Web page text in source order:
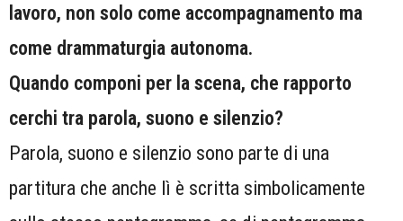
lavoro, non solo come accompagnamento ma
come drammaturgia autonoma.
Quando componi per la scena, che rapporto
cerchi tra parola, suono e silenzio?
Parola, suono e silenzio sono parte di una
partitura che anche lì è scritta simbolicamente